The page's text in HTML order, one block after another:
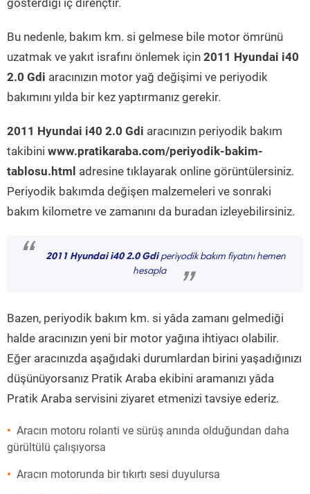
gösterdiği iç dirençtir.
Bu nedenle, bakım km. si gelmese bile motor ömrünü
uzatmak ve yakıt israfını önlemek için 2011 Hyundai i40
2.0 Gdi aracınızın motor yağ değişimi ve periyodik
bakımını yılda bir kez yaptırmanız gerekir.
2011 Hyundai i40 2.0 Gdi aracınızın periyodik bakım
takibini www.pratikaraba.com/periyodik-bakim-
tablosu.html adresine tıklayarak online görüntülersiniz.
Periyodik bakımda değişen malzemeleri ve sonraki
bakım kilometre ve zamanını da buradan izleyebilirsiniz.
“ 2011 Hyundai i40 2.0 Gdiperiyodik bakım fiyatını hemen
hesapla
”
Bazen, periyodik bakım km. si yâda zamanı gelmediği
halde aracınızın yeni bir motor yağına ihtiyacı olabilir.
Eğer aracınızda aşağıdaki durumlardan birini yaşadığınızı
düşünüyorsanız Pratik Araba ekibini aramanızı yâda
Pratik Araba servisini ziyaret etmenizi tavsiye ederiz.
Aracın motoru rolanti ve sürüş anında olduğundan daha
gürültülü çalışıyorsa
Aracın motorunda bir tıkırtı sesi duyulursa